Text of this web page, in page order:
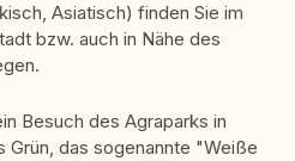
Asiatisch) finden Sie im
bzw. auch in Nähe des
Besuch des Agraparks in
Grün, das sogenannte "Weiße